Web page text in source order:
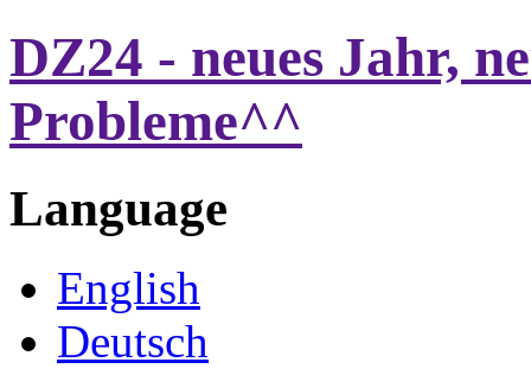
DZ24 - neues Jahr,
Probleme^^
Language
English
Deutsch